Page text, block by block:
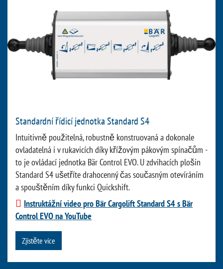
Standardní řídicí jednotka Standard S4
Intuitivně použitelná, robustně konstruovaná a dokonale
ovladatelná i v rukavicích díky křížovým pákovým spínačům -
to je ovládací jednotka Bär Control EVO. U zdvihacích plošin
Standard S4 ušetříte drahocenný čas současným otevíráním
a spouštěním díky funkci Quickshift.
Instruktážní video pro Bär Cargolift Standard S4 s Bär
Control EVO na YouTube
Zjistěte více